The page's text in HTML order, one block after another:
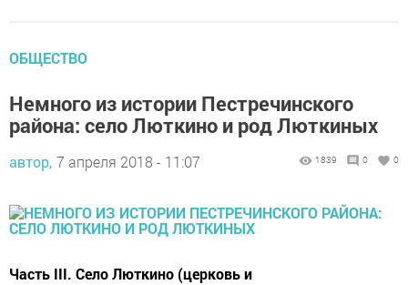
ОБЩЕСТВО
Немного из истории Пестречинского
района: село Люткино и род Люткиных
автор, 7 апреля 2018 - 11:07 1839 0 0
Часть III. Село Люткино (церковь и